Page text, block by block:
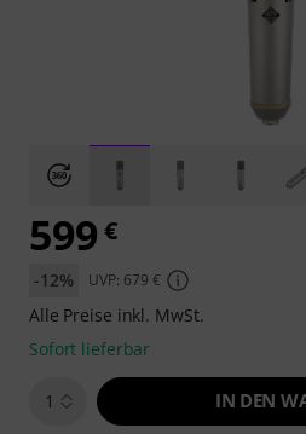
599 €
-12% UVP: 679 €
Alle Preise inkl. MwSt.
Sofort lieferbar
1 IN DEN